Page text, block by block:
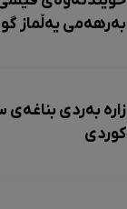
بەرهەمی یەڵماز
زاره بەردی
کوردی